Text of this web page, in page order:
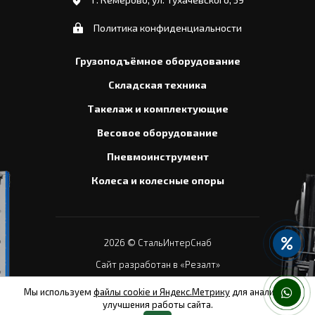
Политика конфиденциальности
Грузоподъёмное оборудование
Складская техника
Такелаж и комплектующие
Весовое оборудование
Пневмоинструмент
Колеса и колесные опоры
2026 © СтальИнтерСнаб
Сайт разработан в «Резалт»
Мы используем файлы cookie и Яндекс.Метрику для анализа и
улучшения работы сайта.